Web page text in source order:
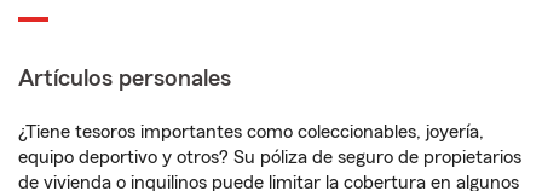
Artículos personales
¿Tiene tesoros importantes como coleccionables, joyería,
equipo deportivo y otros? Su póliza de seguro de propietarios
de vivienda o inquilinos puede limitar la cobertura en algunos